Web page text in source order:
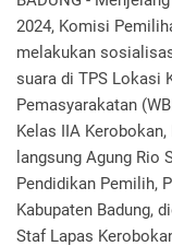
2024, Komisi
melakukan
suara di TPS Lokasi
Pemasyarakatan
Kelas IIA
langsung Agung Rio
Pendidikan Pemilih,
Kabupaten Badung,
Staf Lapas